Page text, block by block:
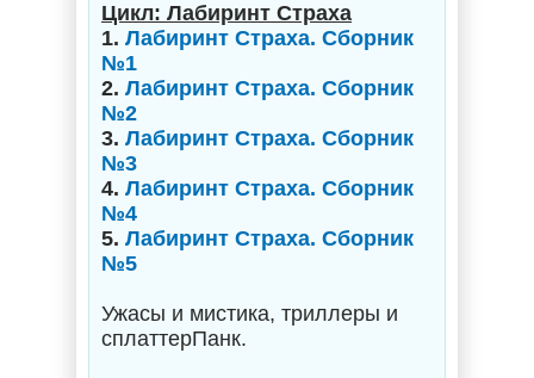
Цикл: Лабиринт Страха
1. Лабиринт Страха. Сборник
№1
2. Лабиринт Страха. Сборник
№2
3. Лабиринт Страха. Сборник
№3
4. Лабиринт Страха. Сборник
№4
5. Лабиринт Страха. Сборник
№5
Ужасы и мистика, триллеры и
сплаттерПанк.